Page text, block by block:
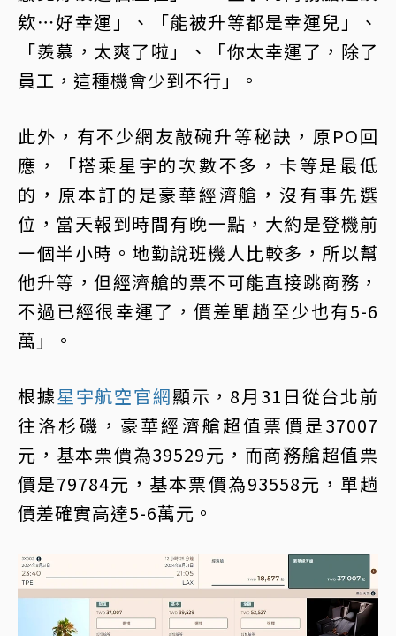
欸⋯好幸運」、「能被升等都是幸運兒」、
「羨慕，太爽了啦」、「你太幸運了，除了
員工，這種機會少到不行」。
此外，有不少網友敲碗升等秘訣，原PO回
應，「搭乘星宇的次數不多，卡等是最低
的，原本訂的是豪華經濟艙，沒有事先選
位，當天報到時間有晚一點，大約是登機前
一個半小時。地勤說班機人比較多，所以幫
他升等，但經濟艙的票不可能直接跳商務，
不過已經很幸運了，價差單趟至少也有5-6
萬」。
根據星宇航空官網顯示，8月31日從台北前
往洛杉磯，豪華經濟艙超值票價是37007
元，基本票價為39529元，而商務艙超值票
價是79784元，基本票價為93558元，單趟
價差確實高達5-6萬元。